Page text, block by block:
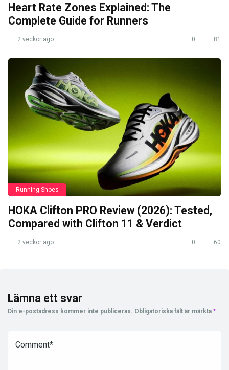
Heart Rate Zones Explained: The
Complete Guide for Runners
2 veckor ago 0 81
Running Shoes
HOKA Clifton PRO Review (2026): Tested,
Compared with Clifton 11 & Verdict
2 veckor ago 0 60
Lämna ett svar
Din e-postadress kommer inte publiceras. Obligatoriska fält är märkta *